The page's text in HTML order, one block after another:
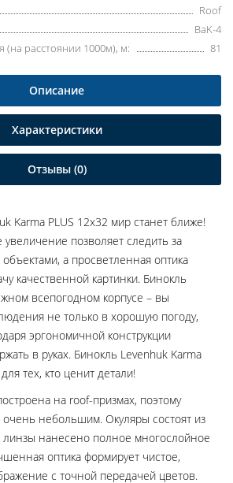
Roof
BaK-4
расстоянии 1000м), м:
81
Описание
Характеристики
Отзывы (0)
Karma PLUS 12x32 мир станет ближе!
увеличение позволяет следить за
а просветленная оптика
качественной картинки. Бинокль
всепогодном корпусе – вы
не только в хорошую погоду,
эргономичной конструкции
в руках. Бинокль Levenhuk Karma
тех, кто ценит детали!
на roof-призмах, поэтому
очень небольшим. Окуляры состоят из
линзы нанесено полное многослойное
оптика формирует чистое,
с точной передачей цветов.